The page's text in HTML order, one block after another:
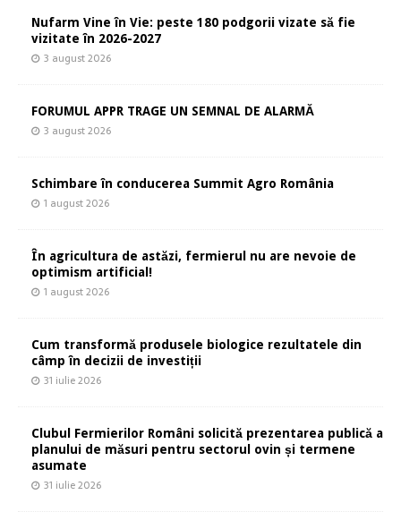
Nufarm Vine în Vie: peste 180 podgorii vizate să fie
vizitate în 2026-2027
3 august 2026
FORUMUL APPR TRAGE UN SEMNAL DE ALARMĂ
3 august 2026
Schimbare în conducerea Summit Agro România
1 august 2026
În agricultura de astăzi, fermierul nu are nevoie de
optimism artificial!
1 august 2026
Cum transformă produsele biologice rezultatele din
câmp în decizii de investiții
31 iulie 2026
Clubul Fermierilor Români solicită prezentarea publică a
planului de măsuri pentru sectorul ovin și termene
asumate
31 iulie 2026